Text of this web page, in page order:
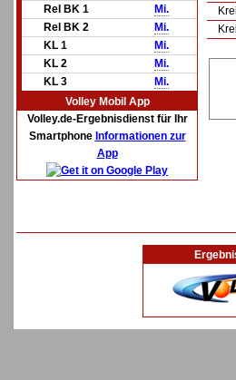
Rel BK 1
Mi.
Rel BK 2
Mi.
KL 1
Mi.
KL 2
Mi.
KL 3
Mi.
Volley Mobil App
Volley.de-Ergebnisdienst für Ihr
Smartphone Informationen zur
App